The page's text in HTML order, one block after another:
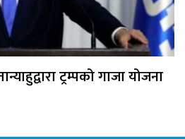
ट्रम्पको गाजा योजना